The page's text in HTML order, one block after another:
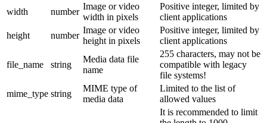
width
number
Image or video
width in pixels
Positive integer, limited by
client applications
height
number
Image or video
height in pixels
Positive integer, limited by
client applications
file_name string
Media data file
name
255 characters, may not be
compatible with legacy
file systems!
mime_type string
MIME type of
media data
Limited to the list of
allowed values
It is recommended to limit